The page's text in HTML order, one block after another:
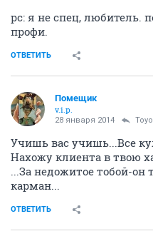
рс: я не спец, любитель.
профи.
ОТВЕТИТЬ
Помещик
v.i.p.
28 января 2014
Учишь вас учишь...Все
Нахожу клиента в твою
...За недожитое тобой-он
карман...
ОТВЕТИТЬ